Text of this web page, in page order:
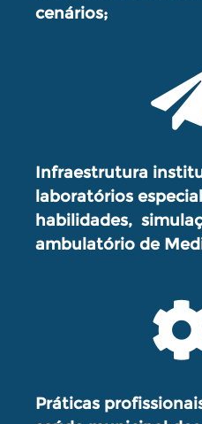
cenários;
Infraestrutura
laboratórios
habilidades,
ambulatório de
Práticas